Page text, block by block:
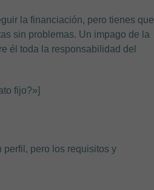
la financiación, pero tienes que
sin problemas. Un impago de la
él toda la responsabilidad del
fijo?»]
perfil, pero los requisitos y